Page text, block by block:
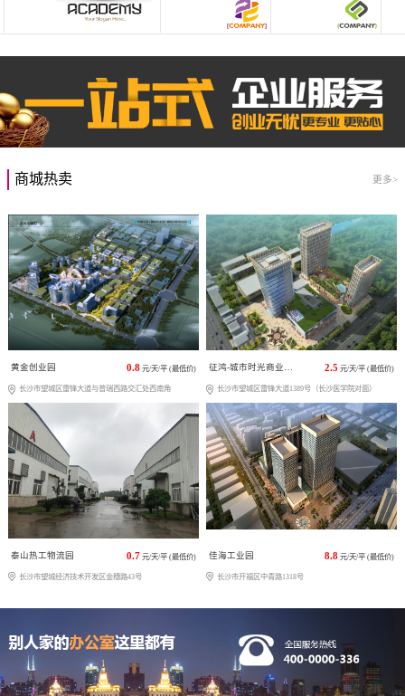
商城热卖 更多>
黄金创业园 0.8 元/天/平 (最低价)
长沙市望城区雷锋大道与普瑞西路交汇处西南角
征鸿-城市时光商业广场 2.5 元/天/平 (最低价)
长沙市望城区雷锋大道1389号（长沙医学院对面）
泰山热工物流园 0.7 元/天/平 (最低价)
长沙市望城经济技术开发区金穗路43号
佳海工业园 8.8 元/天/平 (最低价)
长沙市开福区中青路1318号